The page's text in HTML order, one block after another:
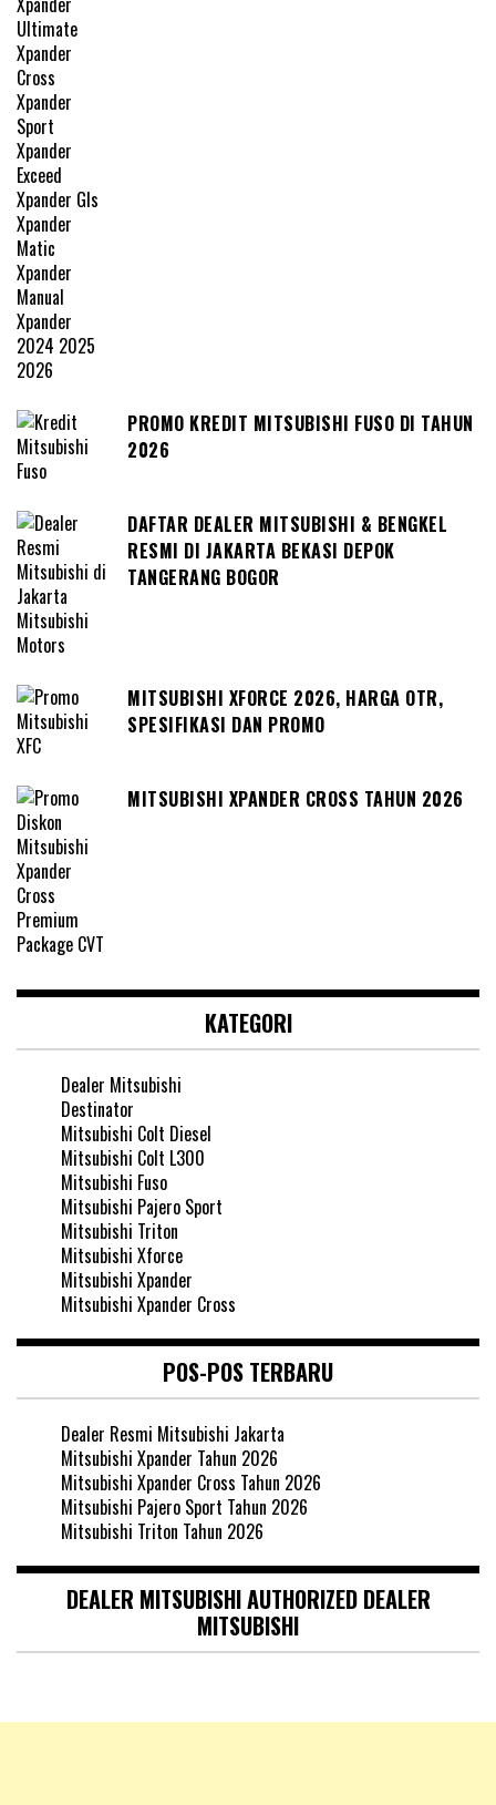
PROMO KREDIT MITSUBISHI FUSO DI TAHUN
2026
DAFTAR DEALER MITSUBISHI & BENGKEL
RESMI DI JAKARTA BEKASI DEPOK
TANGERANG BOGOR
MITSUBISHI XFORCE 2026, HARGA OTR,
SPESIFIKASI DAN PROMO
MITSUBISHI XPANDER CROSS TAHUN 2026
KATEGORI
Dealer Mitsubishi
Destinator
Mitsubishi Colt Diesel
Mitsubishi Colt L300
Mitsubishi Fuso
Mitsubishi Pajero Sport
Mitsubishi Triton
Mitsubishi Xforce
Mitsubishi Xpander
Mitsubishi Xpander Cross
POS-POS TERBARU
Dealer Resmi Mitsubishi Jakarta
Mitsubishi Xpander Tahun 2026
Mitsubishi Xpander Cross Tahun 2026
Mitsubishi Pajero Sport Tahun 2026
Mitsubishi Triton Tahun 2026
DEALER MITSUBISHI AUTHORIZED DEALER
MITSUBISHI